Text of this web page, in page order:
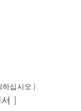
십시오.)
)